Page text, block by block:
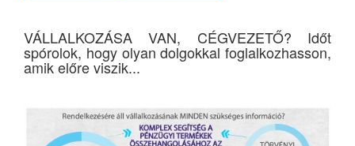
VÁLLALKOZÁSA VAN, CÉGVEZETŐ? Időt
spórolok, hogy olyan dolgokkal foglalkozhasson,
amik előre viszik...